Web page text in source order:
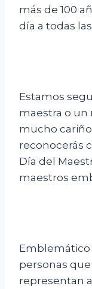
más de 100
día a todas
Estamos
maestra o un
mucho
reconocerás
Día del
maestros
Emblemático
personas
representan